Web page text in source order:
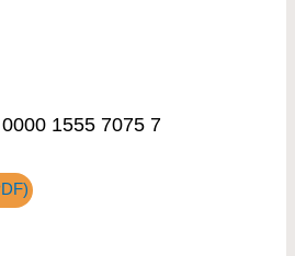
1555 7075 7